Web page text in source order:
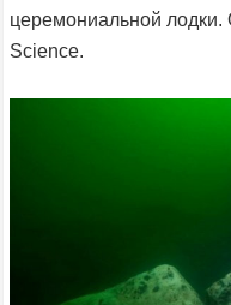
церемониальной
Science.